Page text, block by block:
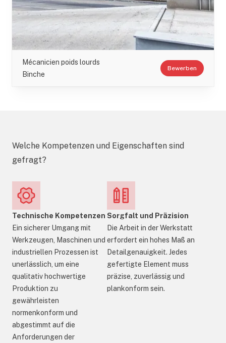
Mécanicien poids lourds
Binche
Bewerben
Welche Kompetenzen und Eigenschaften sind
gefragt?
Technische Kompetenzen
Ein sicherer Umgang mit
Werkzeugen, Maschinen und
industriellen Prozessen ist
unerlässlich, um eine
qualitativ hochwertige
Produktion zu
gewährleisten
normenkonform und
abgestimmt auf die
Anforderungen der
Sorgfalt und Präzision
Die Arbeit in der Werkstatt
erfordert ein hohes Maß an
Detailgenauigkeit. Jedes
gefertigte Element muss
präzise, zuverlässig und
plankonform sein.